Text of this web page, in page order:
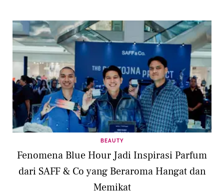
BEAUTY
Fenomena Blue Hour Jadi Inspirasi Parfum
dari SAFF & Co yang Beraroma Hangat dan
Memikat